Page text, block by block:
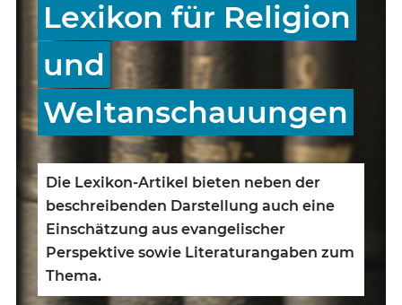
Lexikon für Religion
und
Weltanschauungen
Die Lexikon-Artikel bieten neben der
beschreibenden Darstellung auch eine
Einschätzung aus evangelischer
Perspektive sowie Literaturangaben zum
Thema.